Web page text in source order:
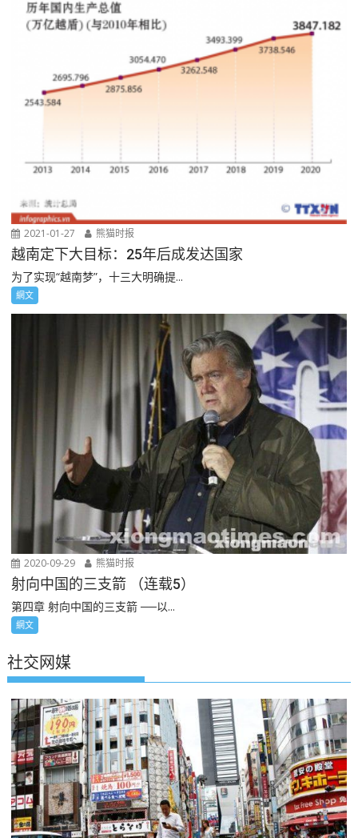
2021-01-27 熊猫时报
越南定下大目标：25年后成发达国家
为了实现“越南梦”，十三大明确提...
網文
2020-09-29 熊猫时报
射向中国的三支箭 （连载5）
第四章 射向中国的三支箭 ──以...
網文
社交网媒